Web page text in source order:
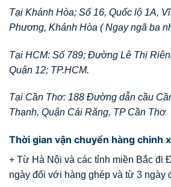
Tại Khánh Hòa; Số 16, Quốc lộ 1A,
Phương, Khánh Hòa ( Ngay ngã ba
Tại HCM: Số 789; Đường Lê Thị
Quận 12; TP.HCM.
Tại Cần Thơ: 188 Đường dẫn cầu
Thạnh, Quận Cái Răng, TP Cần Thơ
Thời gian vận chuyển hàng chinh
+ Từ Hà Nội và các tỉnh miền Bắc đi
ngày đối với hàng ghép và từ 3 ngày